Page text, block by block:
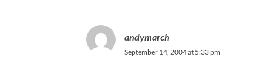
andymarch
September 14, 2004 at 5:33 pm